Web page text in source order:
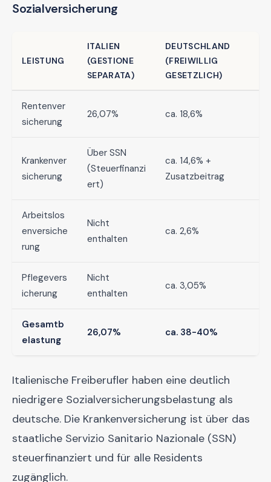
Sozialversicherung
LEISTUNG
ITALIEN
(GESTIONE
SEPARATA)
DEUTSCHLAND
(FREIWILLIG
GESETZLICH)
Rentenver
sicherung
26,07% ca. 18,6%
Krankenver
sicherung
Über SSN
(Steuerfinanzi
ert)
ca. 14,6% +
Zusatzbeitrag
Arbeitslos
enversiche
rung
Nicht
enthalten
ca. 2,6%
Pflegevers
icherung
Nicht
enthalten
ca. 3,05%
Gesamtb
elastung
26,07% ca. 38-40%
Italienische Freiberufler haben eine deutlich
niedrigere Sozialversicherungsbelastung als
deutsche. Die Krankenversicherung ist über das
staatliche Servizio Sanitario Nazionale (SSN)
steuerfinanziert und für alle Residents
zugänglich.